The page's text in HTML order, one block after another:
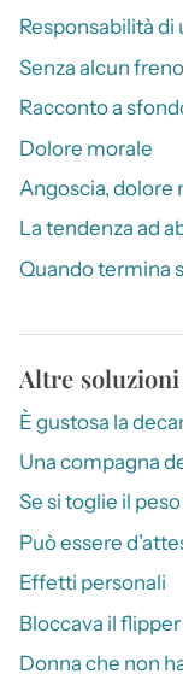
Responsabilità
Senza alcun
Racconto a
Dolore morale
Angoscia, dolore
La tendenza ad
Quando termina
Altre
È gustosa la
Una compagna
Se si toglie il
Può essere
Effetti personali
Bloccava il flipper
Donna che non